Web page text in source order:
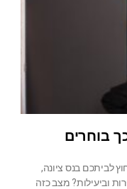
בוחרים
לביתכם בנס ציונה,
וביעילות? מצב כזה